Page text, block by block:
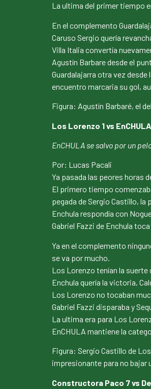
La ultima del primer tiempo
En el complemento
Caruso Sergio quería
Villa Italia convertía
Agustín Barbare desde el
Guardalajarra otra vez
encuentro marcaria su gol,
Figura: Agustín Barbaré, el
Los Lorenzo 1 vs
EnCHULA se salvo por un
Por: Lucas Pacali
Ya pasada las peores horas
El primero tiempo
pegada de Sergio Castillo, la
Enchula respondía con
Gabriel Fazzi de Enchula
Ya en el complemento
se va por mucho.
Los Lorenzo tenían la suerte
Enchula quería la victoria,
Los Lorenzo no tocaban
Gabriel Fazzi disparaba y
La ultima era para Los
EnCHULA mantiene la
Figura: Sergio Castillo de
impresionante para no bajar
Constructora Paco 7 vs